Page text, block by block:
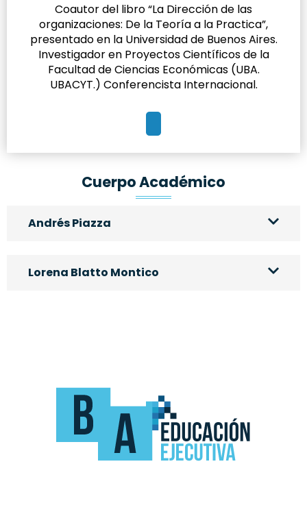
Coautor del libro “La Dirección de las
organizaciones: De la Teoría a la Practica”,
presentado en la Universidad de Buenos Aires.
Investigador en Proyectos Científicos de la
Facultad de Ciencias Económicas (UBA.
UBACYT.) Conferencista Internacional.
Cuerpo Académico
Andrés Piazza
Lorena Blatto Montico